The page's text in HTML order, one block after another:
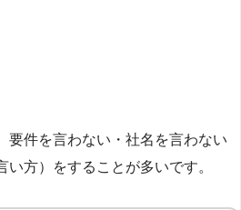
要件を言わない・社名を言わない
い方）をすることが多いです。